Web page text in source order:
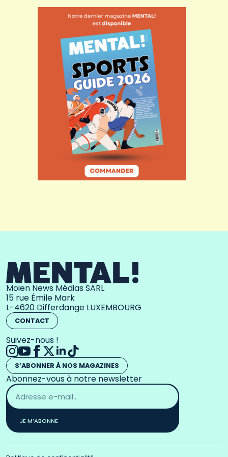
Moien News Médias SARL
15 rue Émile Mark
L-4620 Differdange LUXEMBOURG
CONTACT
Suivez-nous !
S’ABONNER À NOS MAGAZINES
Abonnez-vous à notre newsletter
Adresse
email
*
JE M’ABONNE